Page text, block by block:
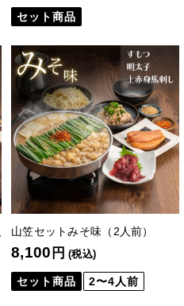
セット商品
山笠セットみそ味（2人前）
8,100 円 (税込)
セット商品 2〜4人前